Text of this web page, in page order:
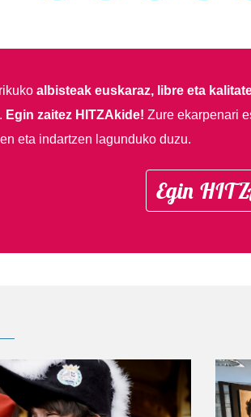
albisteak euskaraz, libre eta
Egin zaitez HITZAkide! Zure ekarpenari
eta indartzen lagunduko duzu.
Egin